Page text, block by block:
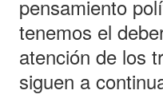
pensamiento
tenemos el
atención de los
siguen a